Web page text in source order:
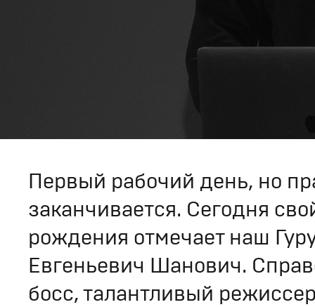
Первый рабочий день, но
заканчивается. Сегодня
рождения отмечает наш
Евгеньевич Шанович.
босс, талантливый